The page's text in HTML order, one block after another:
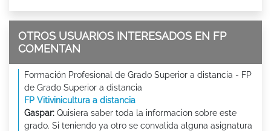
OTROS USUARIOS INTERESADOS EN FP
COMENTAN
Formación Profesional de Grado Superior a distancia - FP
de Grado Superior a distancia
FP Vitivinicultura a distancia
Gaspar: Quisiera saber toda la informacion sobre este
grado. Si teniendo ya otro se convalida alguna asignatura